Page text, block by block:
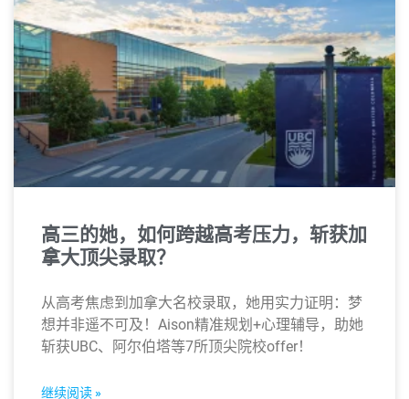
高三的她，如何跨越高考压力，斩获加
拿大顶尖录取？
从高考焦虑到加拿大名校录取，她用实力证明：梦
想并非遥不可及！Aison精准规划+心理辅导，助她
斩获UBC、阿尔伯塔等7所顶尖院校offer！
继续阅读 »